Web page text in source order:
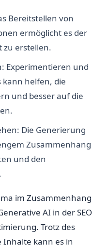
Bereitstellen von
ermöglicht es der
zu erstellen.
Experimentieren und
kann helfen, die
und besser auf die
Die Generierung
Zusammenhang
und den
im Zusammenhang
AI in der SEO
Trotz des
Inhalte kann es in